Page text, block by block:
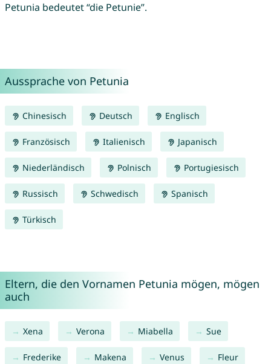
Petunia bedeutet “die Petunie”.
Aussprache von Petunia
Chinesisch Deutsch Englisch
Französisch Italienisch Japanisch
Niederländisch Polnisch Portugiesisch
Russisch Schwedisch Spanisch
Türkisch
Eltern, die den Vornamen Petunia mögen, mögen
auch
Xena Verona Miabella Sue
Frederike Makena Venus Fleur